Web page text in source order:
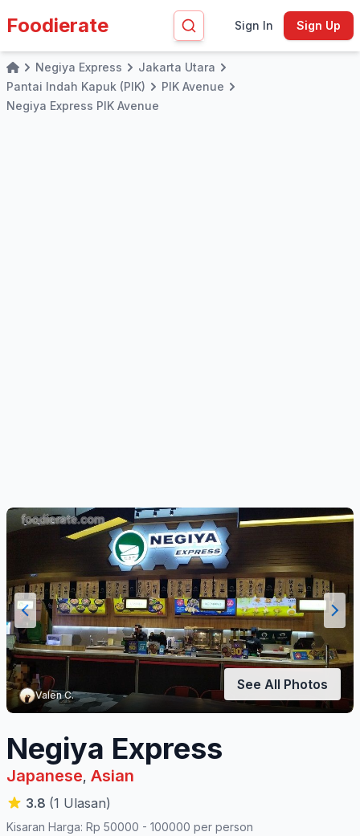
Foodierate Sign In Sign Up
HomeNegiya Express
Jakarta Utara
Pantai Indah Kapuk (PIK)
PIK Avenue
Negiya Express PIK Avenue
Valen C.
See All Photos
Negiya Express
Japanese, Asian
3.8 (1 Ulasan)
Kisaran Harga: Rp 50000 - 100000 per person